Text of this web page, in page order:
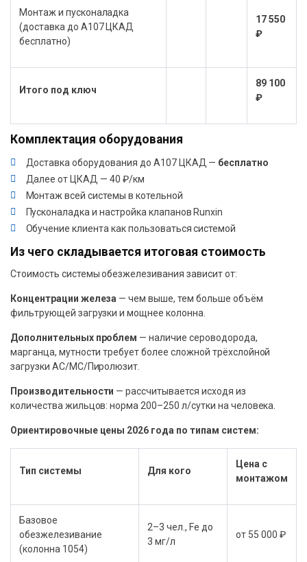
Монтаж и пусконаладка
(доставка до А107 ЦКАД
бесплатно)
17 550
₽
Итого под ключ
89 100
₽
Комплектация оборудования
Доставка оборудования до А107 ЦКАД — бесплатно
Далее от ЦКАД — 40 ₽/км
Монтаж всей системы в котельной
Пусконаладка и настройка клапанов Runxin
Обучение клиента как пользоваться системой
Из чего складывается итоговая стоимость
Стоимость системы обезжелезивания зависит от:
Концентрации железа — чем выше, тем больше объём
фильтрующей загрузки и мощнее колонна.
Дополнительных проблем — наличие сероводорода,
марганца, мутности требует более сложной трёхслойной
загрузки АС/МС/Пиролюзит.
Производительности — рассчитывается исходя из
количества жильцов: норма 200–250 л/сутки на человека.
Ориентировочные цены 2026 года по типам систем:
Тип системы Для кого
Цена с
монтажом
Базовое
обезжелезивание
(колонна 1054)
2–3 чел., Fe до
3 мг/л
от 55 000 ₽